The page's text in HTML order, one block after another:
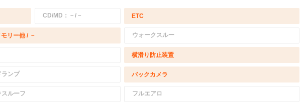
CD/MD：－/－ ETC
リー他 / － ウォークスルー
横滑り防止装置
ランプ バックカメラ
ルーフ フルエアロ